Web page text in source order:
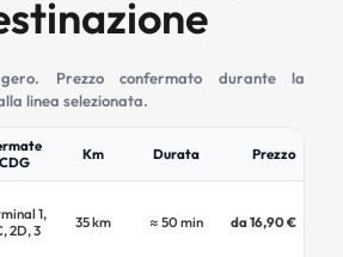
Prezzo confermato durante la
linea selezionata.
CDG
Km Durata Prezzo
1,
2D, 3
35 km ≈ 50 min da 16,90 €